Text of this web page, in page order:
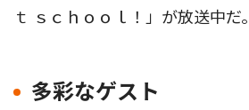
ｔ ｓｃｈｏｏｌ！」が放送中だ。
多彩なゲスト